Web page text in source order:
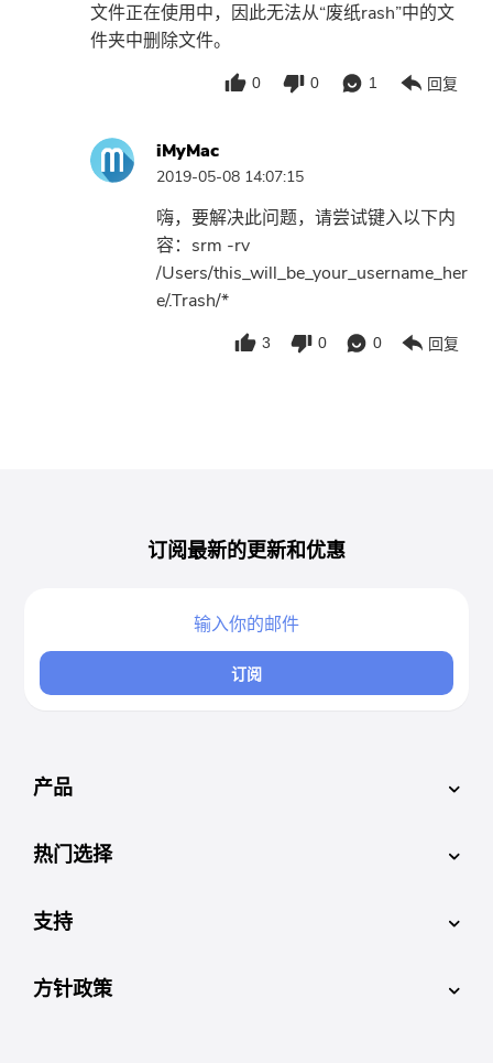
文件正在使用中，因此无法从“废纸rash”中的文
件夹中删除文件。
0 0 1 回复
iMyMac
2019-05-08 14:07:15
嗨，要解决此问题，请尝试键入以下内
容：srm -rv
/Users/this_will_be_your_username_her
e/.Trash/*
3 0 0 回复
订阅最新的更新和优惠
订阅
产品
热门选择
支持
方针政策